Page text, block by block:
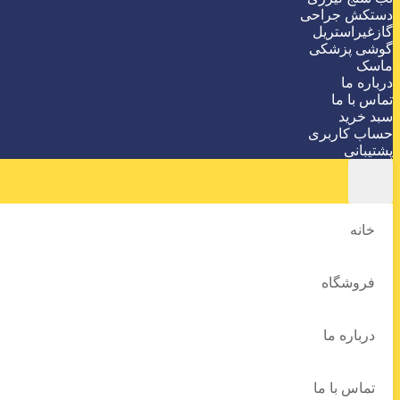
دستکش جراحی
گازغیراستریل
گوشی پزشکی
ماسک
درباره ما
تماس با ما
سبد خرید
حساب کاربری
پشتیبانی
خانه
فروشگاه
درباره ما
تماس با ما